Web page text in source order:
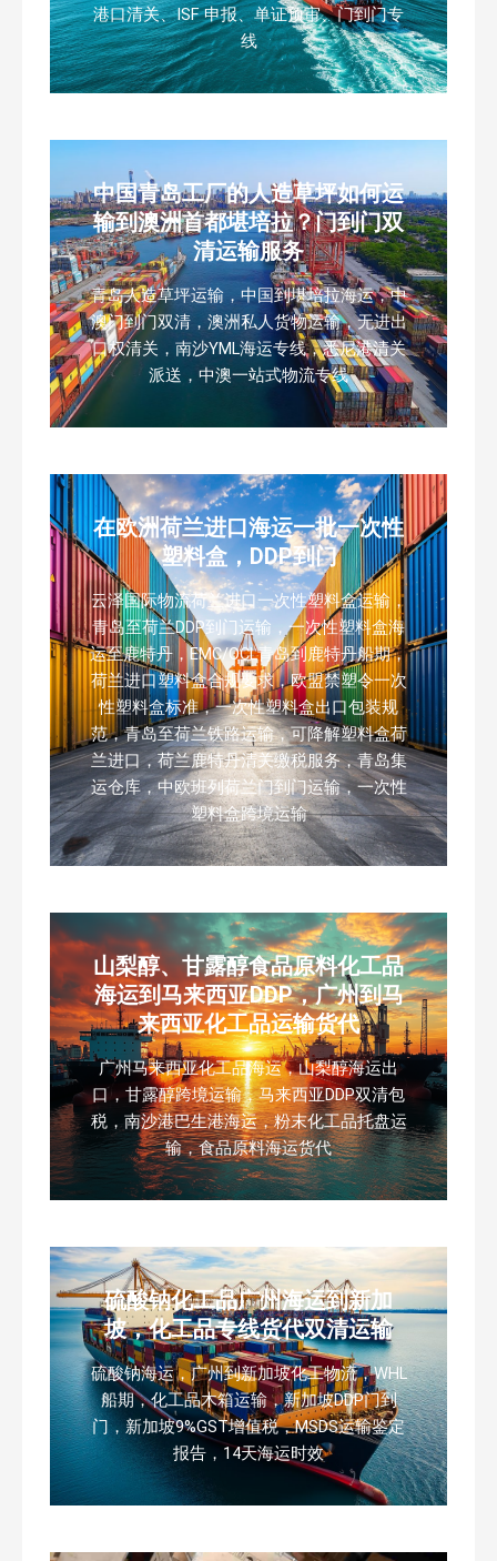
港口清关、ISF 申报、单证预审、门到门专
线
中国青岛工厂的人造草坪如何运
输到澳洲首都堪培拉？门到门双
清运输服务
青岛人造草坪运输，中国到堪培拉海运，中
澳门到门双清，澳洲私人货物运输，无进出
口权清关，南沙YML海运专线，悉尼港清关
派送，中澳一站式物流专线
在欧洲荷兰进口海运一批一次性
塑料盒，DDP到门
云泽国际物流荷兰进口一次性塑料盒运输，
青岛至荷兰DDP到门运输，一次性塑料盒海
运至鹿特丹，EMC/OCL青岛到鹿特丹船期，
荷兰进口塑料盒合规要求，欧盟禁塑令一次
性塑料盒标准，一次性塑料盒出口包装规
范，青岛至荷兰铁路运输，可降解塑料盒荷
兰进口，荷兰鹿特丹清关缴税服务，青岛集
运仓库，中欧班列荷兰门到门运输，一次性
塑料盒跨境运输
山梨醇、甘露醇食品原料化工品
海运到马来西亚DDP，广州到马
来西亚化工品运输货代
广州马来西亚化工品海运，山梨醇海运出
口，甘露醇跨境运输，马来西亚DDP双清包
税，南沙港巴生港海运，粉末化工品托盘运
输，食品原料海运货代
硫酸钠化工品广州海运到新加
坡，化工品专线货代双清运输
硫酸钠海运，广州到新加坡化工物流，WHL
船期，化工品木箱运输，新加坡DDP门到
门，新加坡9%GST增值税，MSDS运输鉴定
报告，14天海运时效